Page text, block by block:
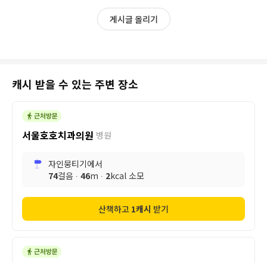
게시글 올리기
캐시 받을 수 있는 주변 장소
서울호호치과의원 병원
자인뭉티기에서
74걸음 ∙ 46m ∙ 2kcal 소모
산책하고 1캐시 받기